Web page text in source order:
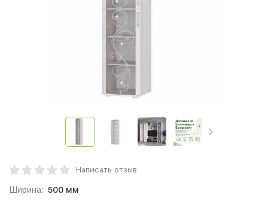
Написать отзыв
Ширина: 500 мм